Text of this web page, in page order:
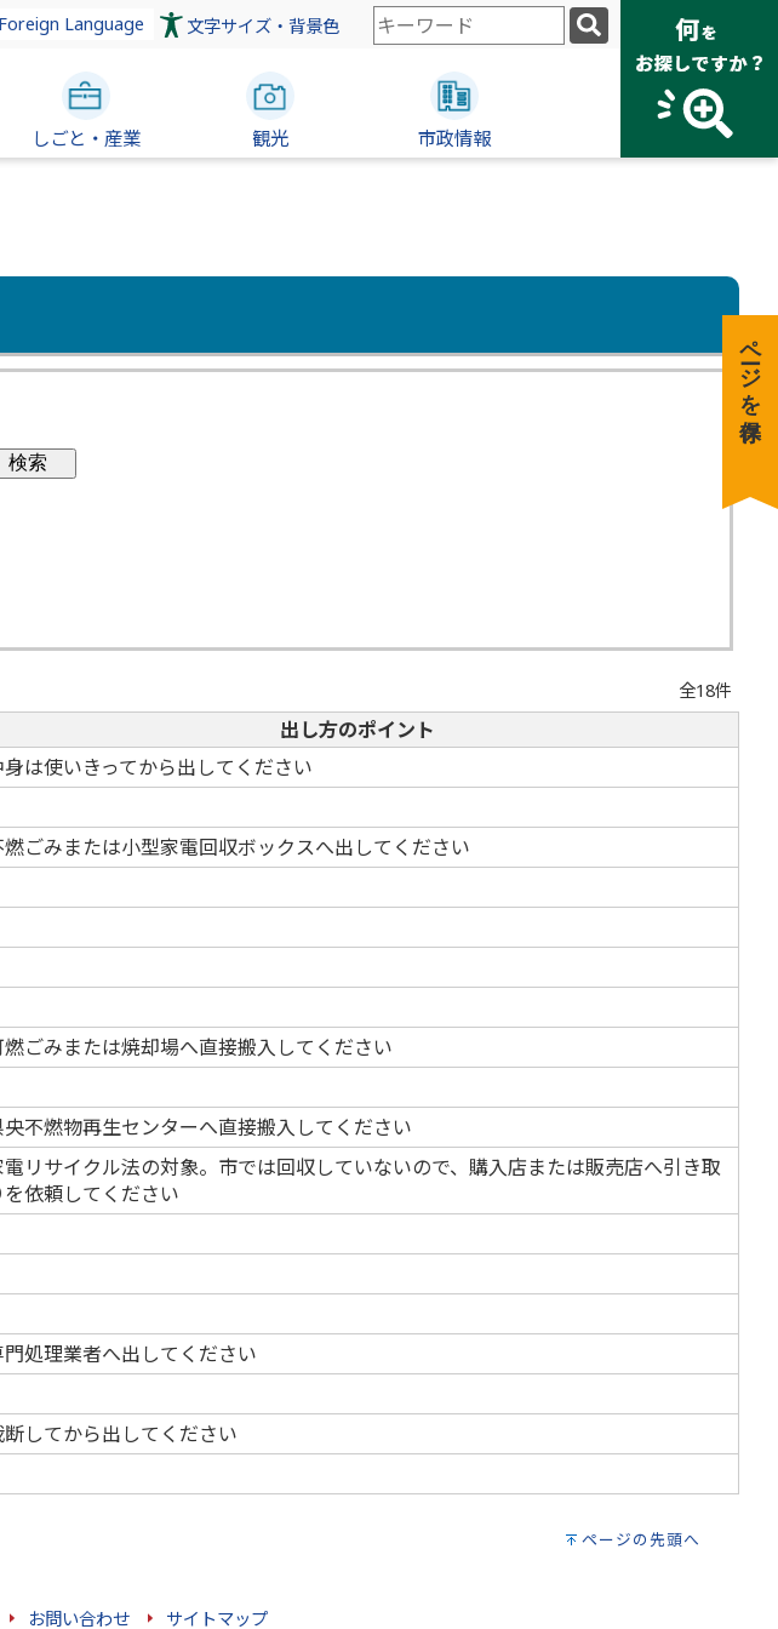
Foreign Language 文字サイズ・背景色
検
索
ー
しごと・産業 観光 市政情報
全18件
出し方のポイント
身は使いきってから出してください
燃ごみまたは小型家電回収ボックスへ出してください
燃ごみまたは焼却場へ直接搬入してください
央不燃物再生センターへ直接搬入してください
電リサイクル法の対象。市では回収していないので、購入店または販売店へ引き取
を依頼してください
門処理業者へ出してください
断してから出してください
ページの先頭へ
お問い合わせ サイトマップ
ページを保存